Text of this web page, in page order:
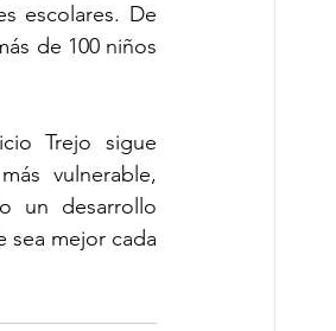
escolares. De
de 100 niños
Trejo sigue
vulnerable,
un desarrollo
sea mejor cada